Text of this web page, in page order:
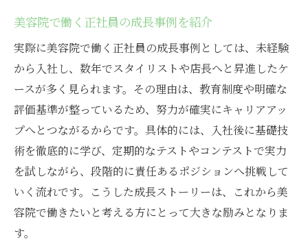
美容院で働く正社員の成長事例を紹介
実際に美容院で働く正社員の成長事例としては、未経験
から入社し、数年でスタイリストや店長へと昇進したケ
ースが多く見られます。その理由は、教育制度や明確な
評価基準が整っているため、努力が確実にキャリアアッ
プへとつながるからです。具体的には、入社後に基礎技
術を徹底的に学び、定期的なテストやコンテストで実力
を試しながら、段階的に責任あるポジションへ挑戦して
いく流れです。こうした成長ストーリーは、これから美
容院で働きたいと考える方にとって大きな励みとなりま
す。